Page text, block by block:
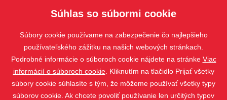
Vivera
Súhlas so súbormi cookie
Súbory cookie používame na zabezpečenie čo najlepšieho
používateľského zážitku na našich webových stránkach.
Podrobné informácie o súboroch cookie nájdete na stránke Viac
informácií o súboroch cookie. Kliknutím na tlačidlo Prijať všetky
súbory cookie súhlasíte s tým, že môžeme používať všetky typy
súborov cookie. Ak chcete povoliť používanie len určitých typov